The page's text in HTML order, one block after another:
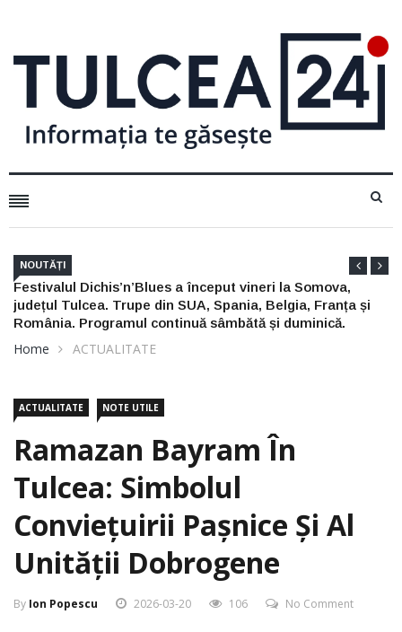
NOUTĂȚI
Nu arunca actele de pescuit din 2025: mai sunt bune trei
săptămâni, dar numai dacă le ai la tine
Home ACTUALITATE
Ramazan Bayram În
Tulcea: Simbolul
Conviețuirii Pașnice Și Al
Unității Dobrogene